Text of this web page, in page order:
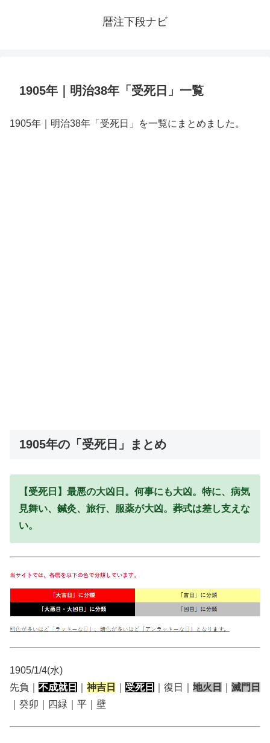
暦注下段ナビ
1905年｜明治38年「受死日」一覧
1905年｜明治38年「受死日」を一覧にまとめました。
1905年の「受死日」まとめ
【受死日】最悪の大凶日。何事にも大凶。特に、病気
見舞い、鍼灸、旅行、服薬が大凶。葬式は差し支えな
い。
1905/1/4(水)
先負｜ 不成就日 神吉日 受死日 ｜復日｜ 地火日
滅門日
｜癸卯｜四緑｜平｜壁